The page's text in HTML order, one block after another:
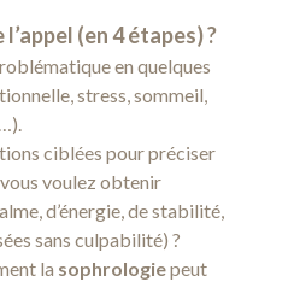
(en 4 étapes) ?
en quelques
stress, sommeil,
ciblées pour préciser
vous voulez obtenir
d’énergie, de stabilité,
sans culpabilité) ?
la sophrologiepeut